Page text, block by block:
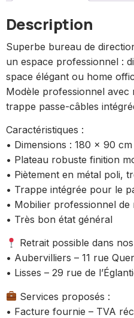
Description
Superbe bureau de
un espace professionnel :
space élégant ou home
Modèle professionnel avec
trappe passe-câbles
Caractéristiques :
• Dimensions : 180 x 90 cm
• Plateau robuste finition
• Piètement en métal poli,
• Trappe intégrée pour le
• Mobilier professionnel de
• Très bon état général
Retrait possible dans
• Aubervilliers – 11 rue
• Lisses – 29 rue de
Services proposés :
• Facture fournie – TVA